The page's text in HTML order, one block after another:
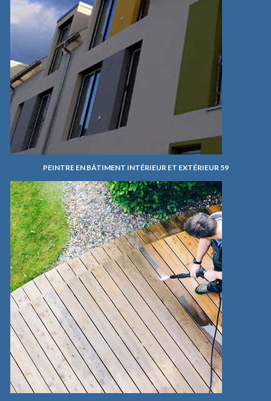
PEINTRE EN BÂTIMENT INTÉRIEUR ET EXTÉRIEUR 59